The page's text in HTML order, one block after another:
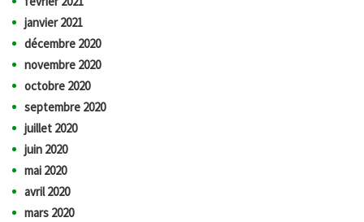
janvier 2021
décembre 2020
novembre 2020
octobre 2020
septembre 2020
juillet 2020
juin 2020
mai 2020
avril 2020
mars 2020